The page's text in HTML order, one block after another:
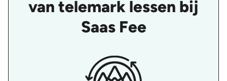
van telemark lessen bij
Saas Fee